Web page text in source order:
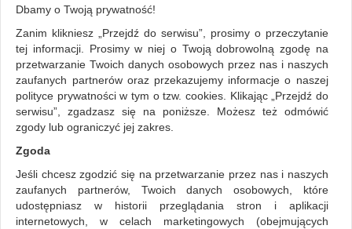
FILTRY
Antywirus AntywirusC19
ZNALEZIONYCH PRODUKTÓW: 2 Porównaj (0)
Sortuj po
Dbamy o Twoją prywatność!
Zanim klikniesz „Przejdź do serwisu”, prosimy o przeczytanie
tej informacji. Prosimy w niej o Twoją dobrowolną zgodę na
przetwarzanie Twoich danych osobowych przez nas i naszych
zaufanych partnerów oraz przekazujemy informacje o naszej
polityce prywatności w tym o tzw. cookies. Klikając „Przejdź do
serwisu”, zgadzasz się na poniższe. Możesz też odmówić
zgody lub ograniczyć jej zakres.
Zgoda
Jeśli chcesz zgodzić się na przetwarzanie przez nas i naszych
zaufanych partnerów, Twoich danych osobowych, które
udostępniasz w historii przeglądania stron i aplikacji
internetowych, w celach marketingowych (obejmujących